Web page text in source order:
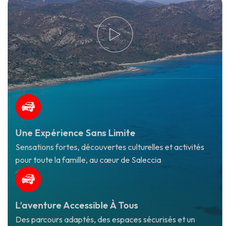
Une Expérience Sans Limite
Sensations fortes, découvertes culturelles et activités
pour toute la famille, au cœur de Saleccia
L’aventure Accessible À Tous
Des parcours adaptés, des espaces sécurisés et un